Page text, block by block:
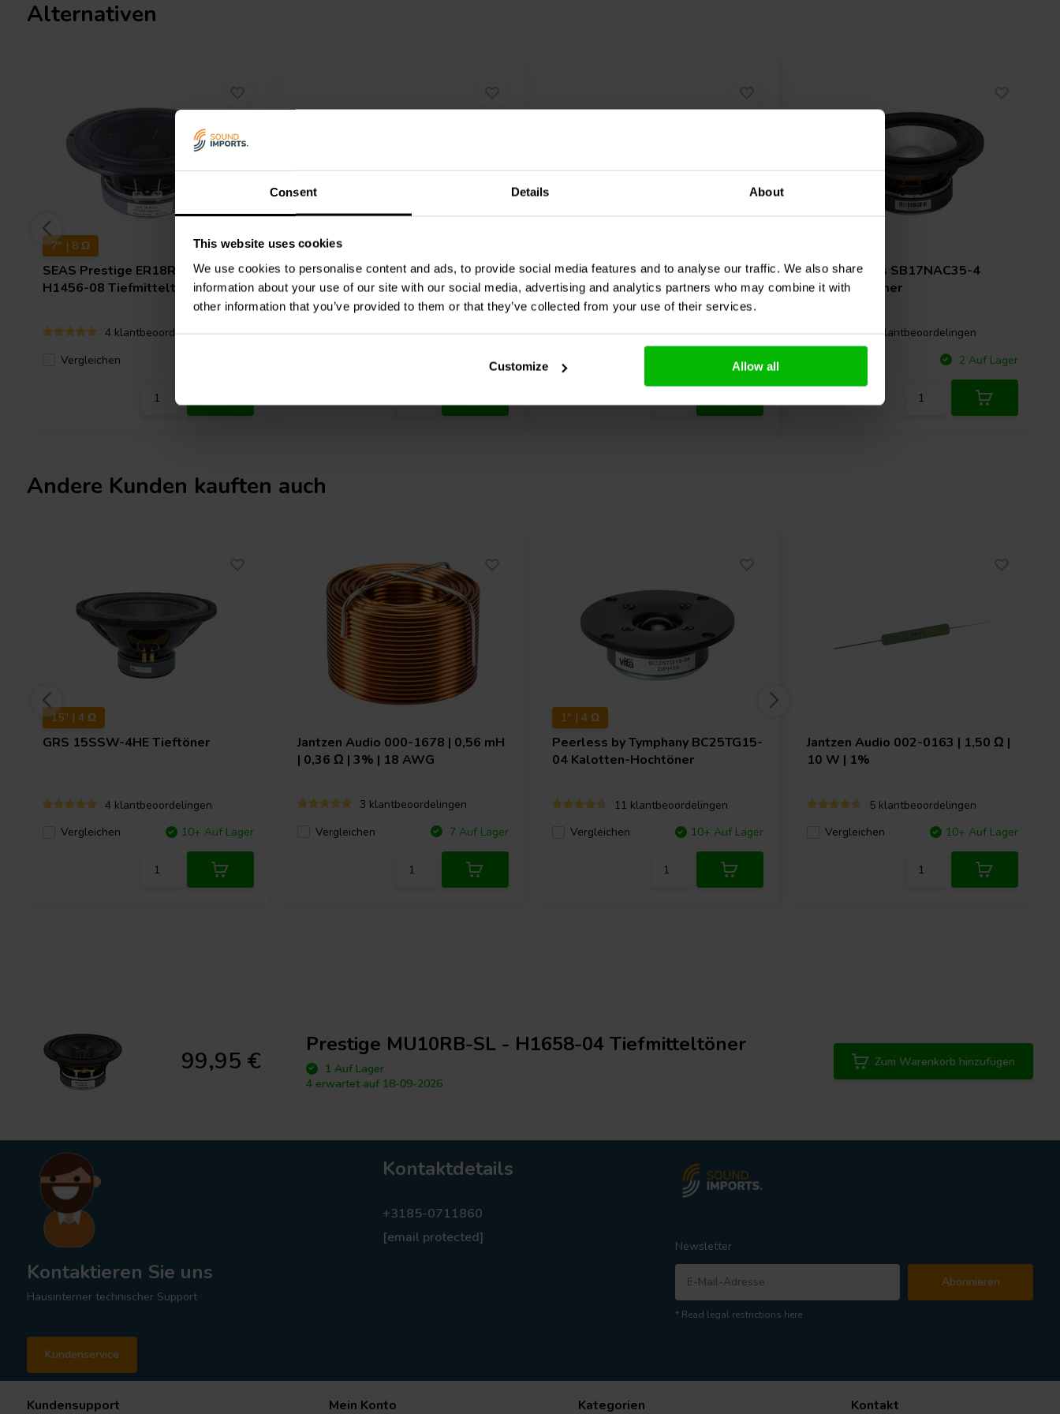
Consent Details About
This website uses cookies
We use cookies to personalise content and ads, to provide social media features and to analyse our traffic. We also share
information about your use of our site with our social media, advertising and analytics partners who may combine it with
other information that you’ve provided to them or that they’ve collected from your use of their services.
Customize Allow all
Alternativen
7" | 8 Ω
SEAS Prestige ER18RNX-8 -
H1456-08 Tiefmitteltöner
4 klantbeoordelingen
Vergleichen
7" | 4 Ω
Dayton AudioReference RS180-4
Tiefmitteltöner
7 klantbeoordelingen
4 Auf Lager
Dayton Audio Reference RS150-4
Tiefmitteltöner
4 klantbeoordelingen
10+ Auf Lager
SB Acoustics SB17NAC35-4
Tiefmitteltöner
2 klantbeoordelingen
2 Auf Lager
Andere Kunden kauften auch
15'' | 4 Ω
GRS 15SSW-4HE Tieftöner
4 klantbeoordelingen
Vergleichen
10+ Auf Lager
Jantzen Audio 000-1678 | 0,56 mH
| 0,36 Ω | 3% | 18 AWG
3 klantbeoordelingen
Vergleichen
7 Auf Lager
1" | 4 Ω
Peerless by Tymphany BC25TG15-
04 Kalotten-Hochtöner
11 klantbeoordelingen
Vergleichen
10+ Auf Lager
Jantzen Audio 002-0163 | 1,50 Ω |
10 W | 1%
5 klantbeoordelingen
Vergleichen
10+ Auf Lager
99,95 €
Prestige MU10RB-SL - H1658-04 Tiefmitteltöner
1 Auf Lager
4 erwartet auf 18-09-2026
Zum Warenkorb hinzufügen
Kontaktieren Sie uns
Hausinterner technischer Support
Kundenservice
Kontaktdetails
+3185-0711860
[email protected]
Newsletter
Abonnieren
* Read legal restrictions here
Kundensupport Mein Konto Kategorien Kontakt